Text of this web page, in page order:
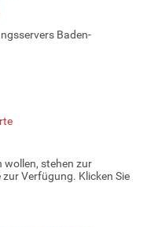
Baden-
wollen, stehen zur
Verfügung. Klicken Sie